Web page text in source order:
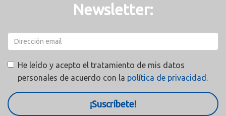
Newsletter:
He leído y acepto el tratamiento de mis datos
personales de acuerdo con la política de privacidad.
¡Suscríbete!